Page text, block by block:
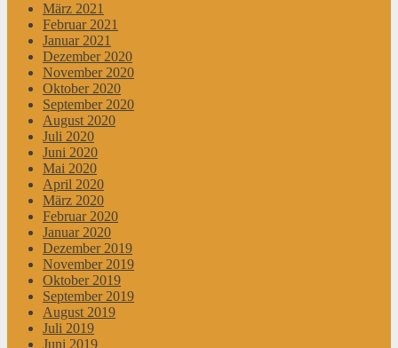
März 2021
Februar 2021
Januar 2021
Dezember 2020
November 2020
Oktober 2020
September 2020
August 2020
Juli 2020
Juni 2020
Mai 2020
April 2020
März 2020
Februar 2020
Januar 2020
Dezember 2019
November 2019
Oktober 2019
September 2019
August 2019
Juli 2019
Juni 2019